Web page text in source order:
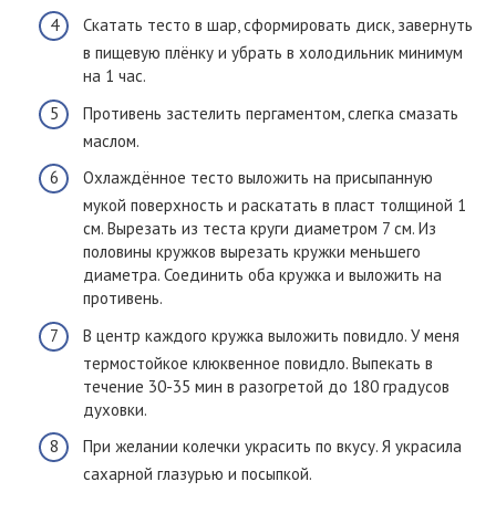
Скатать тесто в шар, сформировать диск, завернуть
в пищевую плёнку и убрать в холодильник минимум
на 1 час.
Противень застелить пергаментом, слегка смазать
маслом.
Охлаждённое тесто выложить на присыпанную
мукой поверхность и раскатать в пласт толщиной 1
см. Вырезать из теста круги диаметром 7 см. Из
половины кружков вырезать кружки меньшего
диаметра. Соединить оба кружка и выложить на
противень.
В центр каждого кружка выложить повидло. У меня
термостойкое клюквенное повидло. Выпекать в
течение 30-35 мин в разогретой до 180 градусов
духовки.
При желании колечки украсить по вкусу. Я украсила
сахарной глазурью и посыпкой.